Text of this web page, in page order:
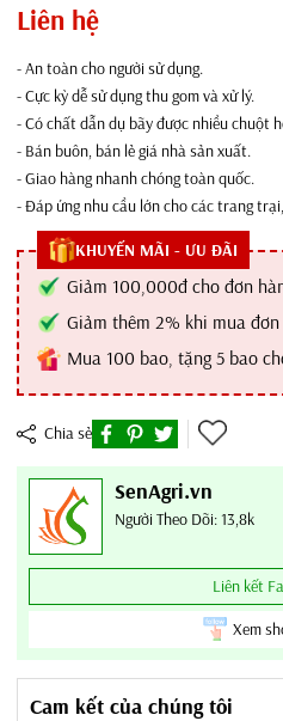
Liên hệ
- An toàn cho người sử dụng.
- Cực kỳ dễ sử dụng thu gom và xử lý.
- Có chất dẫn dụ bãy được nhiều chuột
- Bán buôn, bán lẻ giá nhà sản xuất.
- Giao hàng nhanh chóng toàn quốc.
- Đáp ứng nhu cầu lớn cho các trang
KHUYẾN MÃI - ƯU ĐÃI
Giảm 100,000đ cho đơn
Giảm thêm 2% khi mua
Mua 100 bao, tặng 5 bao
Chia sẻ
SenAgri.vn
Người Theo Dõi: 13,8k
Liên kết
Xem
Cam kết của chúng tôi